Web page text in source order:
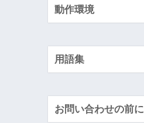
動作環境
用語集
お問い合わせの前に